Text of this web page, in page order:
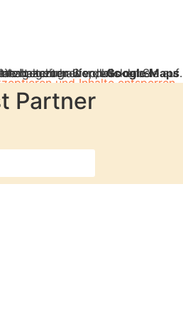
vonGoogle Maps
Sie, dass dabei Daten an Drittanbieter weitergegeben werden.
und Inhalte entsperren
Partner